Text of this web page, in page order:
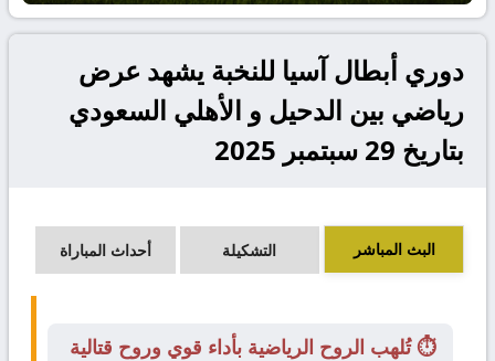
دوري أبطال آسيا للنخبة يشهد عرض
رياضي بين الدحيل و الأهلي السعودي
بتاريخ 29 سبتمبر 2025
البث المباشر التشكيلة أحداث المباراة
⏱️ تُلهب الروح الرياضية بأداء قوي وروح قتالية